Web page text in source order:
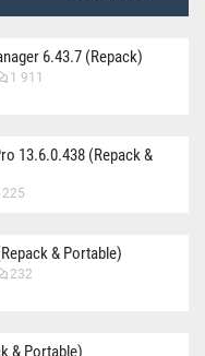
6.43.7 (Repack)
1 911
13.6.0.438 (Repack &
225
& Portable)
232
& Portable)